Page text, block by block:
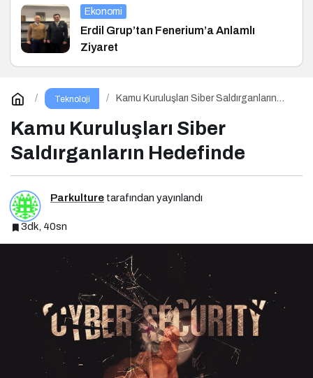
Ekonomi
Erdil Grup’tan Fenerium’a Anlamlı
Ziyaret
Teknoloji
Kamu Kuruluşları Siber Saldırganların
Kamu Kuruluşları Siber
Saldırganların Hedefinde
Parkulture tarafından yayınlandı
3dk, 40sn